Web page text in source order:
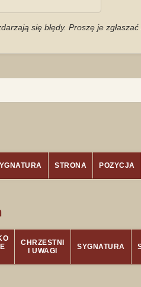
się błędy. Proszę je
STRONA POZYCJA
CHRZESTNI
I UWAGI
SYGNATURA